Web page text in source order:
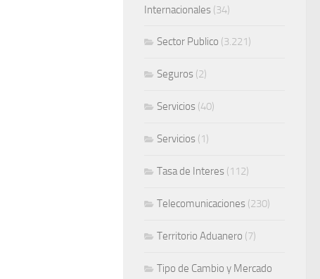
Internacionales (34)
Sector Publico (3.221)
Seguros (2)
Servicios (40)
Servicios (1)
Tasa de Interes (112)
Telecomunicaciones (230)
Territorio Aduanero (7)
Tipo de Cambio y Mercado